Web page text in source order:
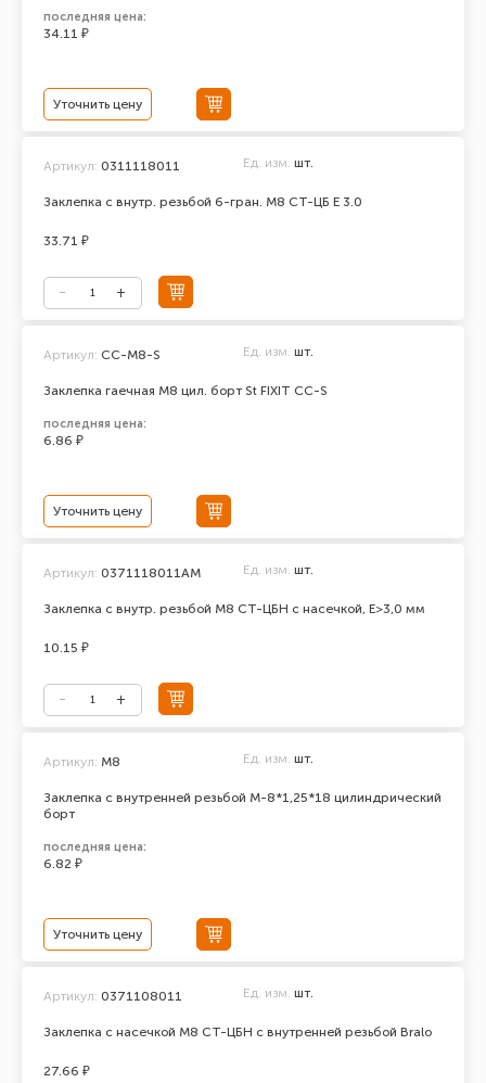
последняя цена:
34.11 ₽
Уточнить цену
Заклепка с внутр. резьбой 6-гран. М8 СТ-ЦБ Е 3.0
Артикул: 0311118011 Ед. изм. шт.
33.71 ₽
Заклепка гаечная М8 цил. борт St FIXIT CC-S
Артикул: CC-М8-S Ед. изм. шт.
последняя цена:
6.86 ₽
Уточнить цену
Заклепка с внутр. резьбой М8 СТ-ЦБН с насечкой, E>3,0 мм
Артикул: 0371118011AM Ед. изм. шт.
10.15 ₽
Заклепка с внутренней резьбой М-8*1,25*18 цилиндрический
борт
Артикул: М8 Ед. изм. шт.
последняя цена:
6.82 ₽
Уточнить цену
Заклепка с насечкой М8 СТ-ЦБН с внутренней резьбой Bralo
Артикул: 0371108011 Ед. изм. шт.
27.66 ₽